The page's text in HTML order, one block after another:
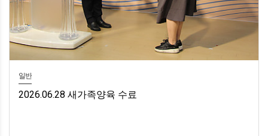
일반
2026.06.28 새가족양육 수료